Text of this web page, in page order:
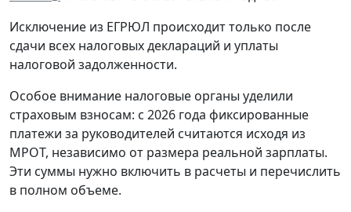
Исключение из ЕГРЮЛ происходит только после
сдачи всех налоговых деклараций и уплаты
налоговой задолженности.
Особое внимание налоговые органы уделили
страховым взносам: с 2026 года фиксированные
платежи за руководителей считаются исходя из
МРОТ, независимо от размера реальной зарплаты.
Эти суммы нужно включить в расчеты и перечислить
в полном объеме.